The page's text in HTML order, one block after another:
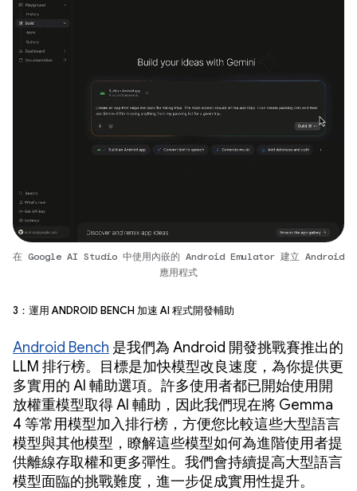
在 Google AI Studio 中使用內嵌的 Android Emulator 建立 Android
應用程式
3：運用 Android Bench 加速 AI 程式開發輔助
Android Bench 是我們為 Android 開發挑戰賽推出的
LLM 排行榜。目標是加快模型改良速度，為你提供更
多實用的 AI 輔助選項。許多使用者都已開始使用開
放權重模型取得 AI 輔助，因此我們現在將 Gemma
4 等常用模型加入排行榜，方便您比較這些大型語言
模型與其他模型，瞭解這些模型如何為進階使用者提
供離線存取權和更多彈性。我們會持續提高大型語言
模型面臨的挑戰難度，進一步促成實用性提升。